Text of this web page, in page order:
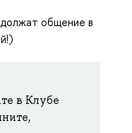
общение в
в Клубе